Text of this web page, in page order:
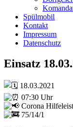
Spülmobil
Kontakt
Impressum
Datenschutz
Einsatz
18.03.2021
07:30 Uhr
Corona
75/14/1